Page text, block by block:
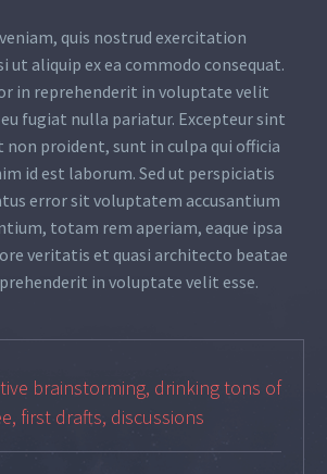
quis nostrud exercitation
ut aliquip ex ea commodo consequat.
in reprehenderit in voluptate velit
fugiat nulla pariatur. Excepteur sint
non proident, sunt in culpa qui officia
id est laborum. Sed ut perspiciatis
error sit voluptatem accusantium
totam rem aperiam, eaque ipsa
veritatis et quasi architecto beatae
in voluptate velit esse.
brainstorming, drinking tons of
first drafts, discussions